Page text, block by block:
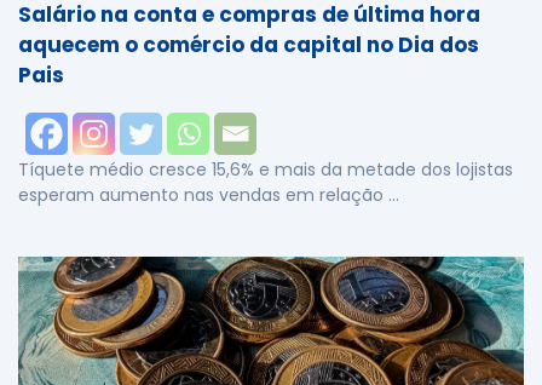
Salário na conta e compras de última hora
aquecem o comércio da capital no Dia dos
Pais
Tíquete médio cresce 15,6% e mais da metade dos lojistas
esperam aumento nas vendas em relação …